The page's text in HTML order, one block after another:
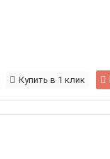
Купить в 1 клик